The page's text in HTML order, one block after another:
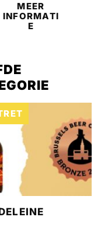
MEER
INFORMATI
E